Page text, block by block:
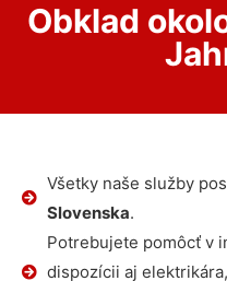
Obklad
Všetky naše služby
Slovenska.
Potrebujete pomôcť v
dispozícii aj